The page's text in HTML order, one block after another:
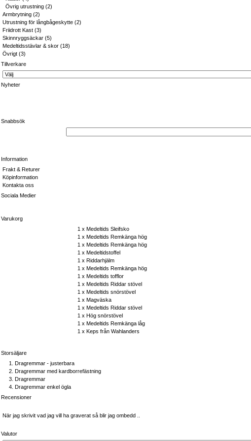
Övrig utrustning (2)
Armbrytning (2)
Utrustning för långbågeskytte (2)
Friidrott Kast (3)
Skinnryggsäckar (5)
Medeltidsstävlar & skor (18)
Övrigt (3)
Tillverkare
Nyheter
Snabbsök
Information
Frakt & Returer
Köpinformation
Kontakta oss
Sociala Medier
Varukorg
1 x Medeltids Sleifsko
1 x Medeltids Remkänga hög
1 x Medeltids Remkänga hög
1 x Medeltidstoffel
1 x Riddarhjälm
1 x Medeltids Remkänga hög
1 x Medeltids tofflor
1 x Medeltids Riddar stövel
1 x Medeltids snörstövel
1 x Magväska
1 x Medeltids Riddar stövel
1 x Hög snörstövel
1 x Medeltids Remkänga låg
1 x Keps från Wahlanders
Storsäljare
Dragremmar - justerbara
Dragremmar med kardborrefästning
Dragremmar
Dragremmar enkel ögla
Recensioner
När jag skrivit vad jag vill ha graverat så blir jag ombedd ..
Valutor